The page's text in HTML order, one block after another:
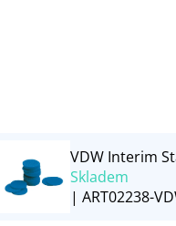
VDW Interim
Skladem
| ART02238-